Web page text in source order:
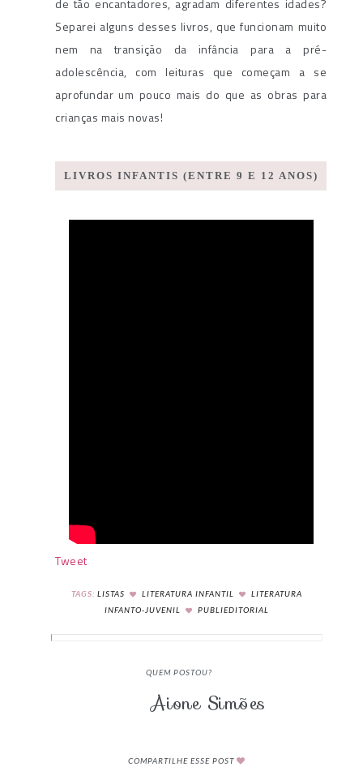
Separei alguns desses livros, que funcionam muito
nem na transição da infância para a pré-
adolescência, com leituras que começam a se
aprofundar um pouco mais do que as obras para
crianças mais novas!
LIVROS INFANTIS (ENTRE 9 E 12 ANOS)
Tweet
TAGS: LISTAS LITERATURA INFANTIL
LITERATURA
INFANTO-JUVENIL
PUBLIEDITORIAL
QUEM POSTOU?
Aione Simões
COMPARTILHE ESSE POST